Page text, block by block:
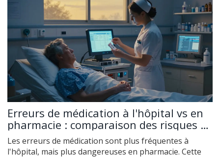
Erreurs de médication à l'hôpital vs en
pharmacie : comparaison des risques et
des systèmes de sécurité
Les erreurs de médication sont plus fréquentes à
l'hôpital, mais plus dangereuses en pharmacie. Cette